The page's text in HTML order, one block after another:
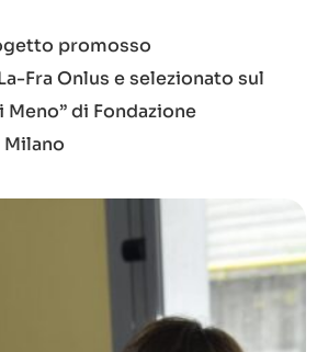
promosso
Fra Onlus e selezionato sul
Meno” di Fondazione